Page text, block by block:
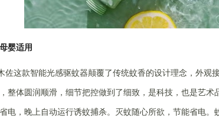
婴适用
佐这款智能光感驱蚊器颠覆了传统蚊香的设计理念，外观
整体圆润顺滑，细节把控做到了细致，是科技，也是艺
电，晚上自动运行诱蚊捕杀。灭蚊随心所欲，节能省电